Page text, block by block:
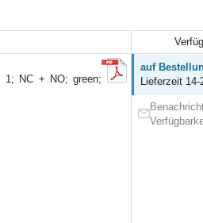
1; NC + NO; green;
auf
Lieferzeit